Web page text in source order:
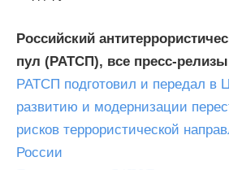
Российский
пул (РАТСП), все пресс-
РАТСП подготовил и передал в
развитию и модернизации
рисков террористической
России